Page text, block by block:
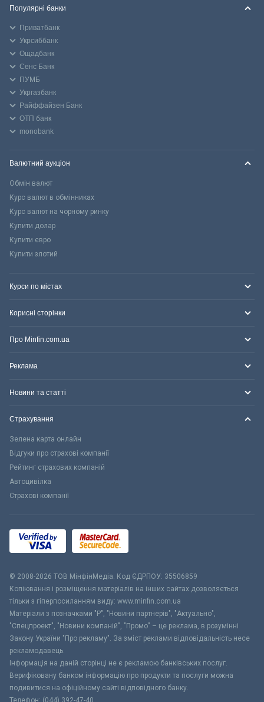
Популярні банки
Приватбанк
Укрсиббанк
Ощадбанк
Сенс Банк
ПУМБ
Укргазбанк
Райффайзен Банк
ОТП банк
monobank
Валютний аукціон
Обмін валют
Курс валют в обмінниках
Курс валют на чорному ринку
Купити долар
Купити євро
Купити злотий
Курси по містах
Корисні сторінки
Про Minfin.com.ua
Реклама
Новини та статті
Страхування
Зелена карта онлайн
Відгуки про страхові компанії
Рейтинг страхових компаній
Автоцивілка
Страхові компанії
© 2008-2026 ТОВ МiнфiнМедiа. Код ЄДРПОУ: 35506859
Копіювання і розміщення матеріалів на інших сайтах дозволяється
тільки з гіперпосиланням виду: www.minfin.com.ua
Матеріали з позначками "Р", "Новини партнерів", "Актуально",
"Спецпроект", "Новини компаній", "Промо" – це реклама, в розумінні
Закону України "Про рекламу". За зміст реклами відповідальність несе
рекламодавець.
Інформація на даній сторінці не є рекламою банківських послуг.
Верифіковану банком інформацію про продукти та послуги можна
подивитися на офіційному сайті відповідного банку.
Телефон: (044) 392-47-40